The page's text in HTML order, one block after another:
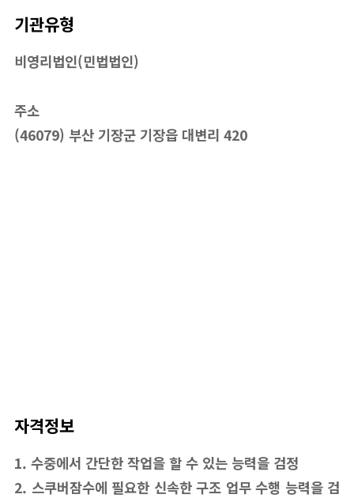
기관유형
비영리법인(민법법인)
주소
(46079) 부산 기장군 기장읍 대변리 420
자격정보
1. 수중에서 간단한 작업을 할 수 있는 능력을 검정
2. 스쿠버잠수에 필요한 신속한 구조 업무 수행 능력을 검